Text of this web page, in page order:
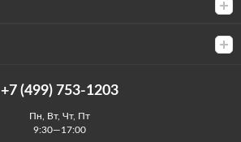
+7 (499) 753-1203
Пн, Вт, Чт, Пт
9:30—17:00